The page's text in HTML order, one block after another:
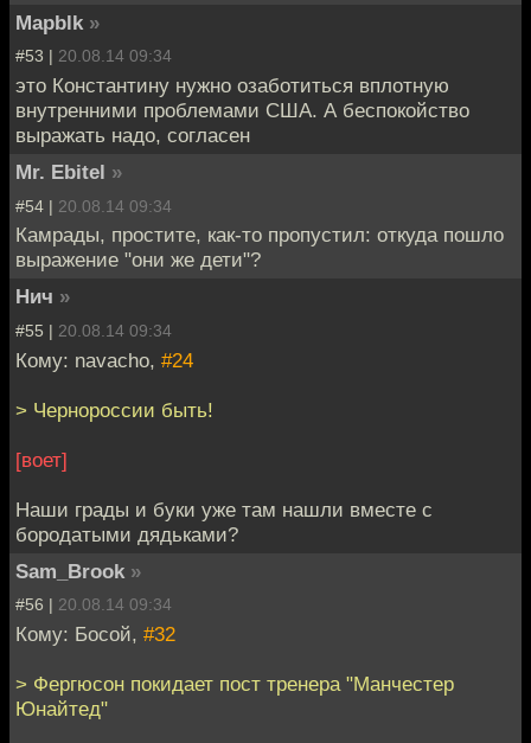
Mapblk »
#53 | 20.08.14 09:34
это Константину нужно озаботиться вплотную
внутренними проблемами США. А беспокойство
выражать надо, согласен
Mr. Ebitel »
#54 | 20.08.14 09:34
Камрады, простите, как-то пропустил: откуда пошло
выражение "они же дети"?
Нич »
#55 | 20.08.14 09:34
Кому: navacho, #24
> Чернороссии быть!
[воет]
Наши грады и буки уже там нашли вместе с
бородатыми дядьками?
Sam_Brook »
#56 | 20.08.14 09:34
Кому: Босой, #32
> Фергюсон покидает пост тренера "Манчестер
Юнайтед"